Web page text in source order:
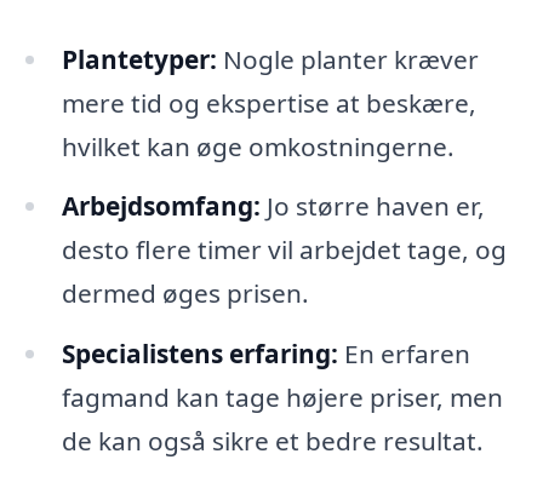
Plantetyper: Nogle planter kræver
mere tid og ekspertise at beskære,
hvilket kan øge omkostningerne.
Arbejdsomfang: Jo større haven er,
desto flere timer vil arbejdet tage, og
dermed øges prisen.
Specialistens erfaring: En erfaren
fagmand kan tage højere priser, men
de kan også sikre et bedre resultat.